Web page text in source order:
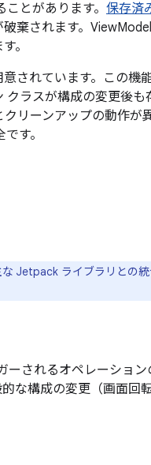
とがあります。 保存済
棄されます。
。
されています。この機
ラスが構成の変更後も
リーンアップの動作が
す。
Jetpack ライブラリとの
ーされるオペレーション
な構成の変更（画面回